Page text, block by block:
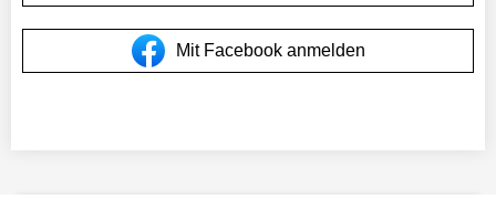
Mit Facebook anmelden